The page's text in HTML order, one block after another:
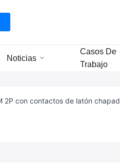
Noticias
Casos De
Trabajo
2P con contactos de latón